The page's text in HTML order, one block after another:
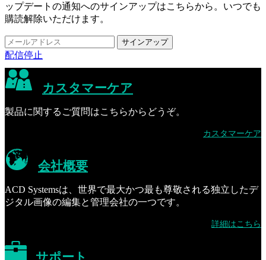
ップデートの通知へのサインアップはこちらから。いつでも
購読解除いただけます。
配信停止
カスタマーケア
製品に関するご質問はこちらからどうぞ。
カスタマーケア
会社概要
ACD Systemsは、世界で最大かつ最も尊敬される独立したデ
ジタル画像の編集と管理会社の一つです。
詳細はこちら
サポート